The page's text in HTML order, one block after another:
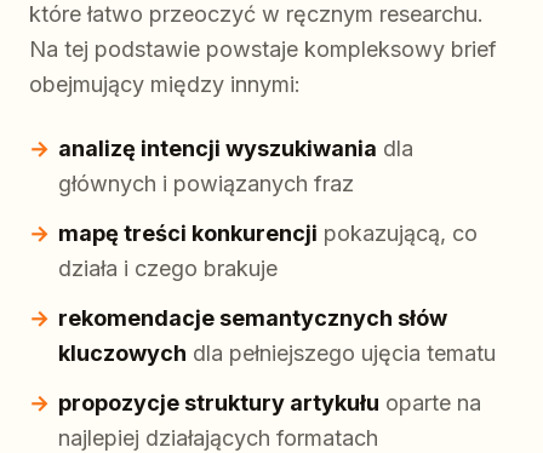
które łatwo przeoczyć w ręcznym researchu.
Na tej podstawie powstaje kompleksowy brief
obejmujący między innymi:
analizę intencji wyszukiwania dla
głównych i powiązanych fraz
mapę treści konkurencji pokazującą, co
działa i czego brakuje
rekomendacje semantycznych słów
kluczowych dla pełniejszego ujęcia tematu
propozycje struktury artykułu oparte na
najlepiej działających formatach